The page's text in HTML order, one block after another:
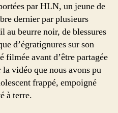
par HLN, un jeune de
dernier par plusieurs
beurre noir, de blessures
d’égratignures sur son
filmée avant d’être partagée
vidéo que nous avons pu
frappé, empoigné
à terre.